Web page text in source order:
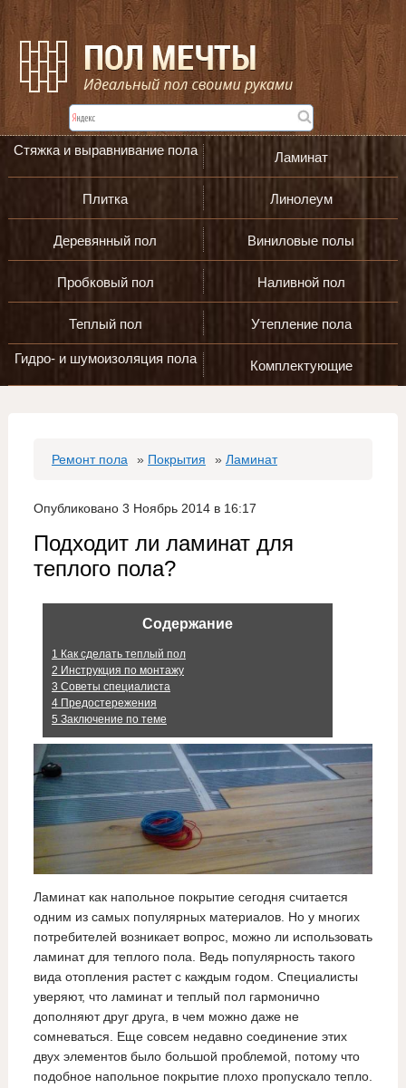
Стяжка и выравнивание пола Ламинат
Плитка Линолеум
Деревянный пол Виниловые полы
Пробковый пол Наливной пол
Теплый пол Утепление пола
Гидро- и шумоизоляция пола Комплектующие
Ремонт пола » Покрытия » Ламинат
Опубликовано 3 Ноябрь 2014 в 16:17
Подходит ли ламинат для
теплого пола?
Содержание
1 Как сделать теплый пол
2 Инструкция по монтажу
3 Советы специалиста
4Предостережения
5 Заключение по теме
Ламинат как напольное покрытие сегодня считается
одним из самых популярных материалов. Но у многих
потребителей возникает вопрос, можно ли использовать
ламинат для теплого пола. Ведь популярность такого
вида отопления растет с каждым годом. Специалисты
уверяют, что ламинат и теплый пол гармонично
дополняют друг друга, в чем можно даже не
сомневаться. Еще совсем недавно соединение этих
двух элементов было большой проблемой, потому что
подобное напольное покрытие плохо пропускало тепло.